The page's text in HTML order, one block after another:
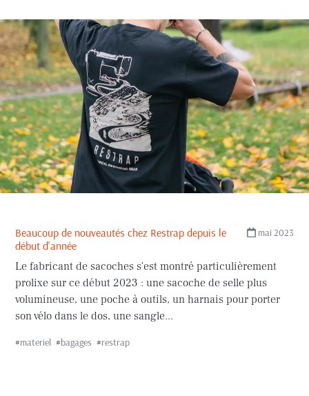
mai 2023
Beaucoup de nouveautés chez Restrap depuis le
début d'année
Le fabricant de sacoches s'est montré particulièrement
prolixe sur ce début 2023 : une sacoche de selle plus
volumineuse, une poche à outils, un harnais pour porter
son vélo dans le dos, une sangle...
#materiel #bagages #restrap